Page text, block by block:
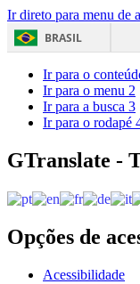
Ir direto para menu de
BRASIL
Ir para o
Ir para o menu 2
Ir para a busca 3
Ir para o rodapé
GTranslate -
Opções de
Acessibilidade